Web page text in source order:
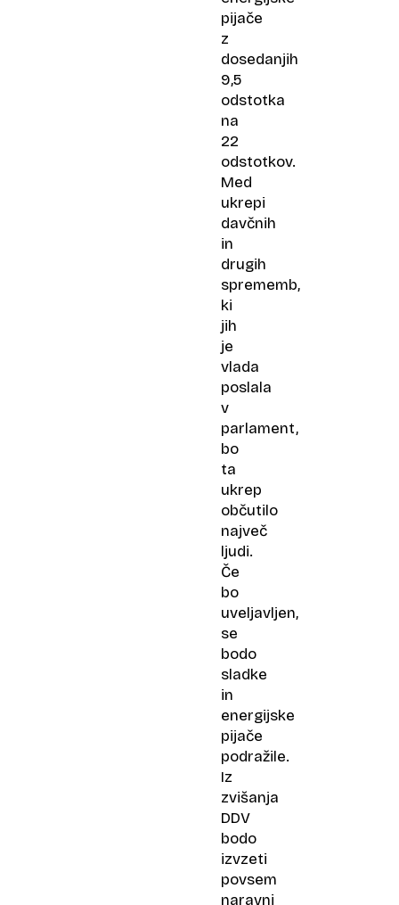
pijače
z
dosedanjih
9,5
odstotka
na
22
odstotkov.
Med
ukrepi
davčnih
in
drugih
sprememb,
ki
jih
je
vlada
poslala
v
parlament,
bo
ta
ukrep
občutilo
največ
ljudi.
Če
bo
uveljavljen,
se
bodo
sladke
in
energijske
pijače
podražile.
Iz
zvišanja
DDV
bodo
izvzeti
povsem
naravni